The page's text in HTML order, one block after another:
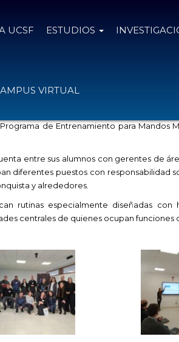
UCSF ESTUDIOS
VIRTUAL
de Entrenamiento para Mandos
entre sus alumnos con gerentes de
diferentes puestos con responsabilidad
y alrededores.
rutinas especialmente diseñadas con
centrales de quienes ocupan funciones